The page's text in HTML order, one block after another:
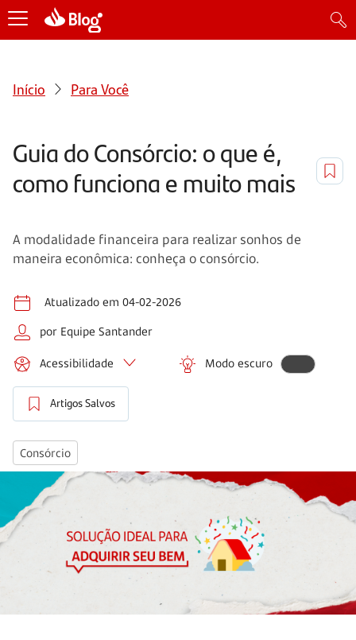
Início Para Você
Guia do Consórcio: o que é,
como funciona e muito mais
A modalidade financeira para realizar sonhos de
maneira econômica: conheça o consórcio.
Atualizado em 04-02-2026
por Equipe Santander
Acessibilidade Modo escuro
Artigos Salvos
Consórcio